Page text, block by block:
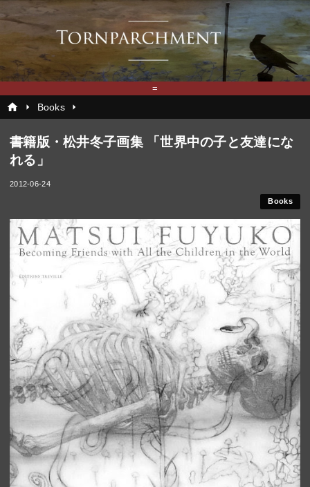
=
home arrow_right Books arrow_right
書籍版・松井冬子画集 「世界中の子と友達にな
れる」
2012-06-24
Books